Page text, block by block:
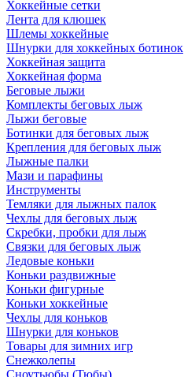
Хоккейные сетки
Лента для клюшек
Шлемы хоккейные
Шнурки для хоккейных ботинок
Хоккейная защита
Хоккейная форма
Беговые лыжи
Комплекты беговых лыж
Лыжи беговые
Ботинки для беговых лыж
Крепления для беговых лыж
Лыжные палки
Мази и парафины
Инструменты
Темляки для лыжных палок
Чехлы для беговых лыж
Скребки, пробки для лыж
Связки для беговых лыж
Ледовые коньки
Коньки раздвижные
Коньки фигурные
Коньки хоккейные
Чехлы для коньков
Шнурки для коньков
Товары для зимних игр
Снежколепы
Сноутьюбы (Тюбы)